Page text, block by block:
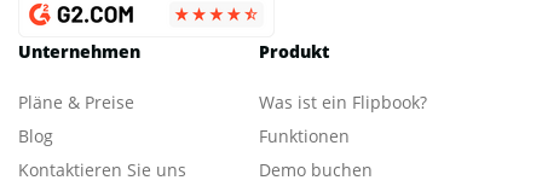
Unternehmen
Pläne & Preise
Blog
Kontaktieren Sie uns
Produkt
Was ist ein Flipbook?
Funktionen
Demo buchen